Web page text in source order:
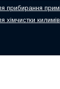
прибирання
хімчистки